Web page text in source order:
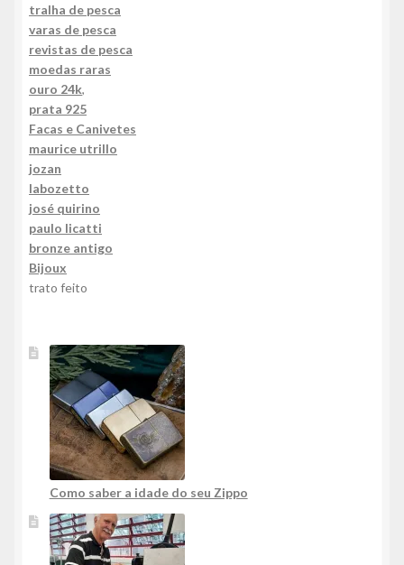
tralha de pesca
varas de pesca
revistas de pesca
moedas raras
ouro 24k,
prata 925
Facas e Canivetes
maurice utrillo
jozan
labozetto
josé quirino
paulo licatti
bronze antigo
Bijoux
trato feito
Como saber a idade do seu Zippo